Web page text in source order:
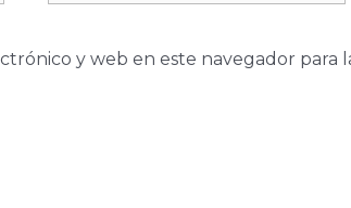
y web en este navegador para